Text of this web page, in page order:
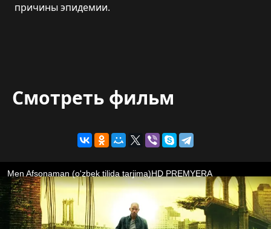
причины эпидемии.
Смотреть фильм